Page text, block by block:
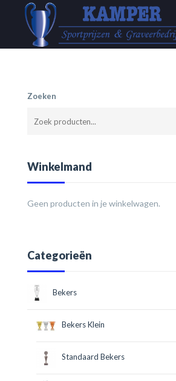
Zoeken
Winkelmand
Geen producten in je winkelwagen.
Categorieën
Bekers
Bekers Klein
Standaard Bekers